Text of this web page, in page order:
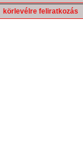
körlevélre feliratkozás